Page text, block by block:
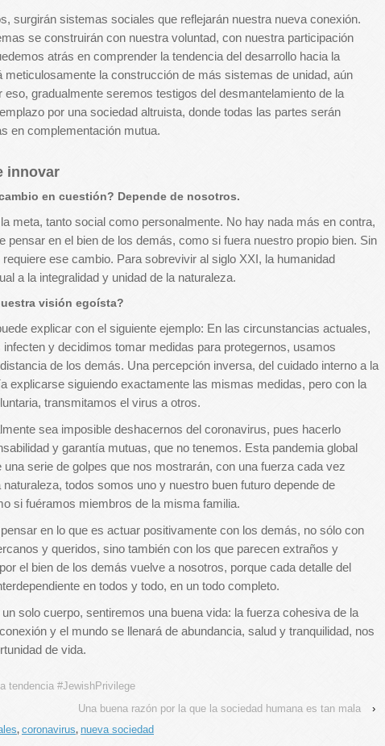
surgirán sistemas sociales que reflejarán nuestra nueva conexión.
se construirán con nuestra voluntad, con nuestra participación
atrás en comprender la tendencia del desarrollo hacia la
meticulosamente la construcción de más sistemas de unidad, aún
eso, gradualmente seremos testigos del desmantelamiento de la
por una sociedad altruista, donde todas las partes serán
en complementación mutua.
innovar
en cuestión? Depende de nosotros.
meta, tanto social como personalmente. No hay nada más en contra,
pensar en el bien de los demás, como si fuera nuestro propio bien. Sin
ese cambio. Para sobrevivir al siglo XXI, la humanidad
a la integralidad y unidad de la naturaleza.
visión egoísta?
explicar con el siguiente ejemplo: En las circunstancias actuales,
y decidimos tomar medidas para protegernos, usamos
de los demás. Una percepción inversa, del cuidado interno a la
explicarse siguiendo exactamente las mismas medidas, pero con la
transmitamos el virus a otros.
sea imposible deshacernos del coronavirus, pues hacerlo
y garantía mutuas, que no tenemos. Esta pandemia global
serie de golpes que nos mostrarán, con una fuerza cada vez
naturaleza, todos somos uno y nuestro buen futuro depende de
si fuéramos miembros de la misma familia.
en lo que es actuar positivamente con los demás, no sólo con
y queridos, sino también con los que parecen extraños y
el bien de los demás vuelve a nosotros, porque cada detalle del
en todos y todo, en un todo completo.
solo cuerpo, sentiremos una buena vida: la fuerza cohesiva de la
y el mundo se llenará de abundancia, salud y tranquilidad, nos
de vida.
tendencia #JewishPrivilege
Una buena razón por la que la sociedad humana es tan mala
›
, coronavirus, nueva sociedad